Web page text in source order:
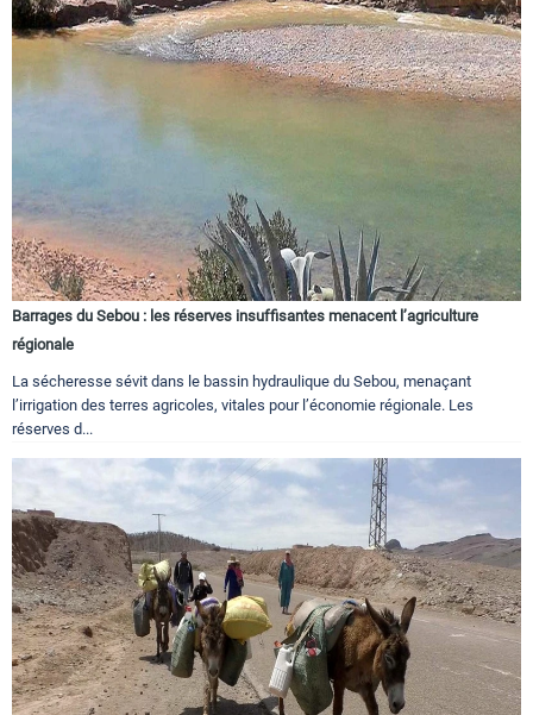
Barrages du Sebou : les réserves insuffisantes menacent l’agriculture
régionale
La sécheresse sévit dans le bassin hydraulique du Sebou, menaçant
l’irrigation des terres agricoles, vitales pour l’économie régionale. Les
réserves d...